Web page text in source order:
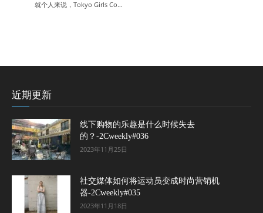
就个人来说，Tokyo Girls Co…
近期更新
线下购物的乐趣是什么时候失去
的？-2Cweekly#036
2023年11月25日
社交媒体如何将运动员变成时尚营销机
器-2Cweekly#035
2023年11月18日